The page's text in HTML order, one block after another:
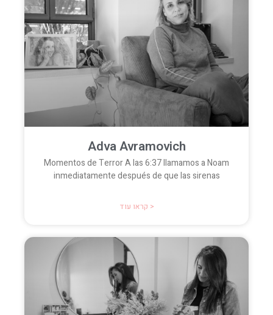
Adva Avramovich
Momentos de Terror A las 6:37 llamamos a Noam
inmediatamente después de que las sirenas
קראו עוד >